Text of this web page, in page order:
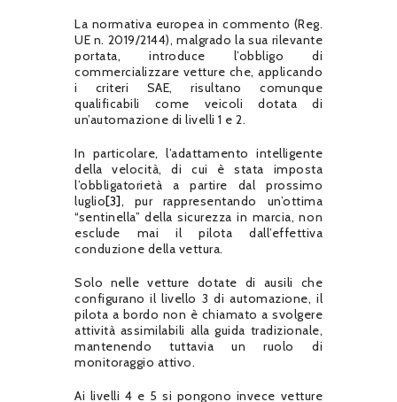
La normativa europea in commento (Reg.
UE n. 2019/2144), malgrado la sua rilevante
portata, introduce l’obbligo di
commercializzare vetture che, applicando
i criteri SAE, risultano comunque
qualificabili come veicoli dotata di
un’automazione di livelli 1 e 2.
In particolare, l’adattamento intelligente
della velocità, di cui è stata imposta
l’obbligatorietà a partire dal prossimo
luglio[3], pur rappresentando un’ottima
“sentinella” della sicurezza in marcia, non
esclude mai il pilota dall’effettiva
conduzione della vettura.
Solo nelle vetture dotate di ausili che
configurano il livello 3 di automazione, il
pilota a bordo non è chiamato a svolgere
attività assimilabili alla guida tradizionale,
mantenendo tuttavia un ruolo di
monitoraggio attivo.
Ai livelli 4 e 5 si pongono invece vetture